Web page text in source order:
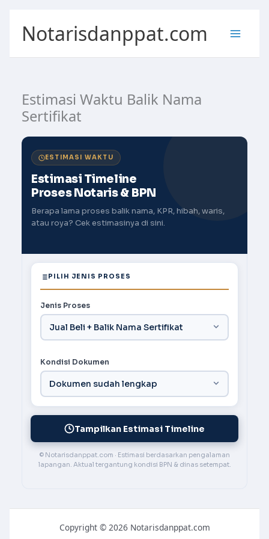
content
Notarisdanppat.com
Estimasi Waktu Balik Nama
Sertifikat
ESTIMASI WAKTU
Estimasi Timeline
Proses Notaris & BPN
Berapa lama proses balik nama, KPR, hibah, waris,
atau roya? Cek estimasinya di sini.
PILIH JENIS PROSES
Jenis Proses
Kondisi Dokumen
Tampilkan Estimasi Timeline
© Notarisdanppat.com · Estimasi berdasarkan pengalaman
lapangan. Aktual tergantung kondisi BPN & dinas setempat.
Copyright © 2026 Notarisdanppat.com